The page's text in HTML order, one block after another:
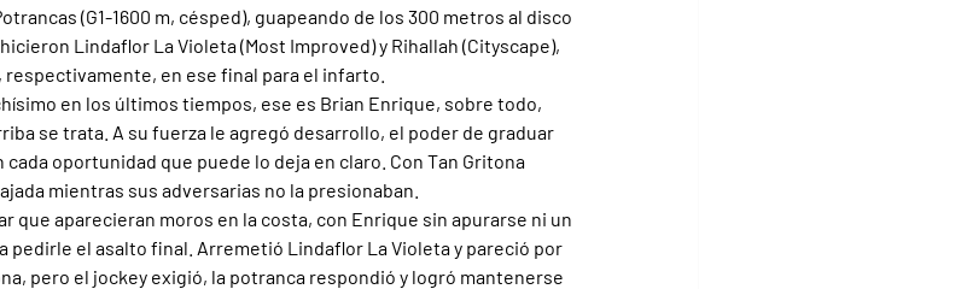
(G1-1600 m, césped), guapeando de los 300 metros al disco
Lindaflor La Violeta (Most Improved) y Rihallah (Cityscape),
respectivamente, en ese final para el infarto.
en los últimos tiempos, ese es Brian Enrique, sobre todo,
se trata. A su fuerza le agregó desarrollo, el poder de graduar
oportunidad que puede lo deja en claro. Con Tan Gritona
mientras sus adversarias no la presionaban.
que aparecieran moros en la costa, con Enrique sin apurarse ni un
pedirle el asalto final. Arremetió Lindaflor La Violeta y pareció por
pero el jockey exigió, la potranca respondió y logró mantenerse